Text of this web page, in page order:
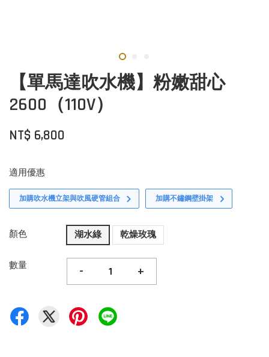
【單馬達吹水機】粉嫩甜心
2600（110V）
NT$ 6,800
適用優惠
加購吹水機立架與吹風硬管組合 加購不鏽鋼壁掛架
顏色 湖水綠 乾燥玫瑰
數量 - +